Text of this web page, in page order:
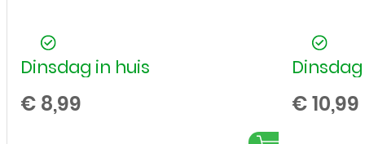
Dinsdag in huis
€ 8,99 €10,99